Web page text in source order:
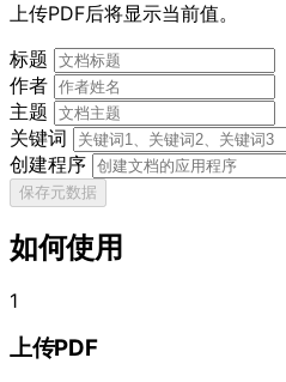
上传PDF后将显示当前值。
标题
作者
主题
关键词
创建程序
保存元数据
如何使用
1
上传PDF